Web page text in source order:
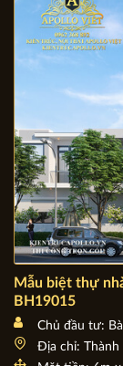
BÀI VIẾT LIÊN
Mẫu biệt thự